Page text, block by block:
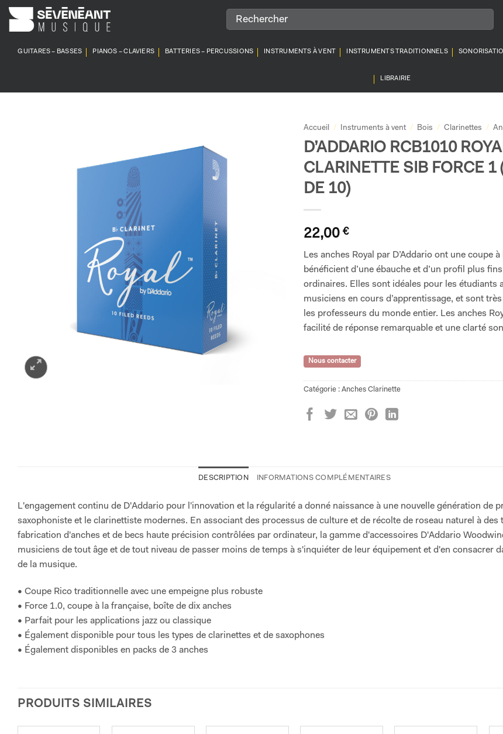
Passer
au
GUITARES – BASSES PIANOS – CLAVIERS BATTERIES – PERCUSSIONS INSTRUMENTS À VENT INSTRUMENTS TRADITIONNELS
LIBRAIRIE
Accueil / Instruments à vent / Bois / Clarinettes /
D’ADDARIO RCB1010
CLARINETTE SIB FORCE 1
DE 10)
22,00 €
Les anches Royal par D’Addario ont une coupe
bénéficient d’une ébauche et d’un profil plus
ordinaires. Elles sont idéales pour les étudiants
musiciens en cours d’apprentissage, et sont
les professeurs du monde entier. Les anches
facilité de réponse remarquable et une clarté
Nous contacter
Catégorie : Anches Clarinette
DESCRIPTION INFORMATIONS COMPLÉMENTAIRES
L'engagement continu de D'Addario pour l'innovation et la régularité a donné naissance à une nouvelle génération de
saxophoniste et le clarinettiste modernes. En associant des processus de culture et de récolte de roseau naturel à des
fabrication d'anches et de becs haute précision contrôlées par ordinateur, la gamme d'accessoires D'Addario
musiciens de tout âge et de tout niveau de passer moins de temps à s'inquiéter de leur équipement et d'en consacrer
de la musique.
• Coupe Rico traditionnelle avec une empeigne plus robuste
• Force 1.0, coupe à la française, boîte de dix anches
• Parfait pour les applications jazz ou classique
• Également disponible pour tous les types de clarinettes et de saxophones
• Également disponibles en packs de 3 anches
PRODUITS SIMILAIRES